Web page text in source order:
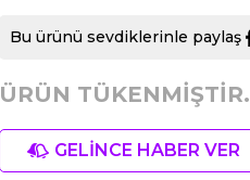
Bu ürünü sevdiklerinle paylaş
ÜRÜN TÜKENMİŞTİR.
GELİNCE HABER VER